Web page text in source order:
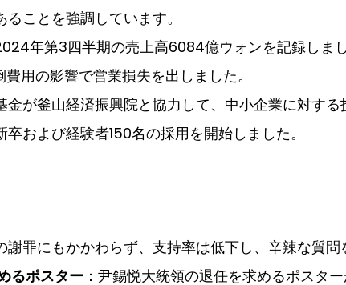
ことを強調しています。
年第3四半期の売上高6084億ウォンを記録しまし
用の影響で営業損失を出しました。
金が釜山経済振興院と協力して、中小企業に対す
卒および経験者150名の採用を開始しました。
謝罪にもかかわらず、支持率は低下し、辛辣な質
るポスター ：尹錫悦大統領の退任を求めるポスタ